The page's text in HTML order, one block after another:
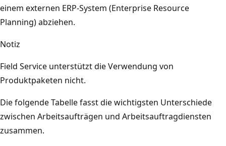
einem externen ERP-System (Enterprise Resource
Planning) abziehen.
Notiz
Field Service unterstützt die Verwendung von
Produktpaketen nicht.
Die folgende Tabelle fasst die wichtigsten Unterschiede
zwischen Arbeitsaufträgen und Arbeitsauftragdiensten
zusammen.